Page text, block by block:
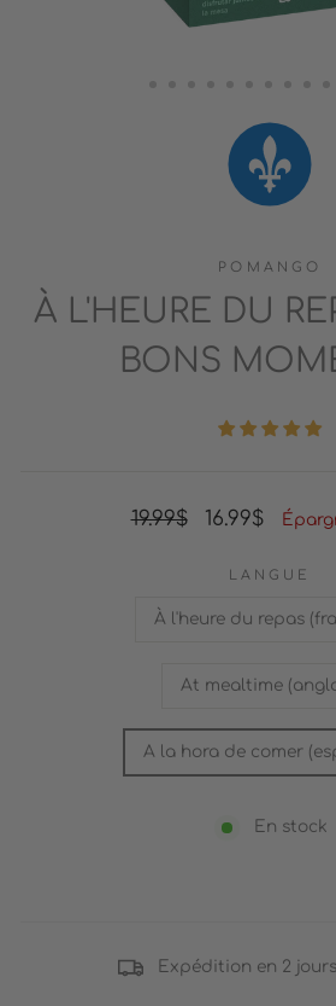
POMANGO
À L'HEURE DU
BONS
Prix
19.99$
Prix
16.99$
LANGUE
À l'heure du repas
At mealtime
A la hora de comer
En stock
Expédition en 2